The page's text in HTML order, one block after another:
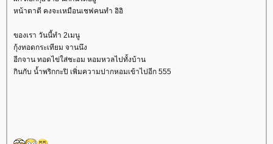
หน้าตาดี คงจะเหมือนเชฟคนทำ อิอิ
ของเรา วันนี้ทำ 2เมนู
กุ้งทอดกระเทียม จานนึง
อีกจาน ทอดไข่ใส่ชะอม หอมหวลไปทั้งบ้าน
กินกับ น้ำพริกกะปิ เพิ่มความปากหอมเข้าไปอีก 555